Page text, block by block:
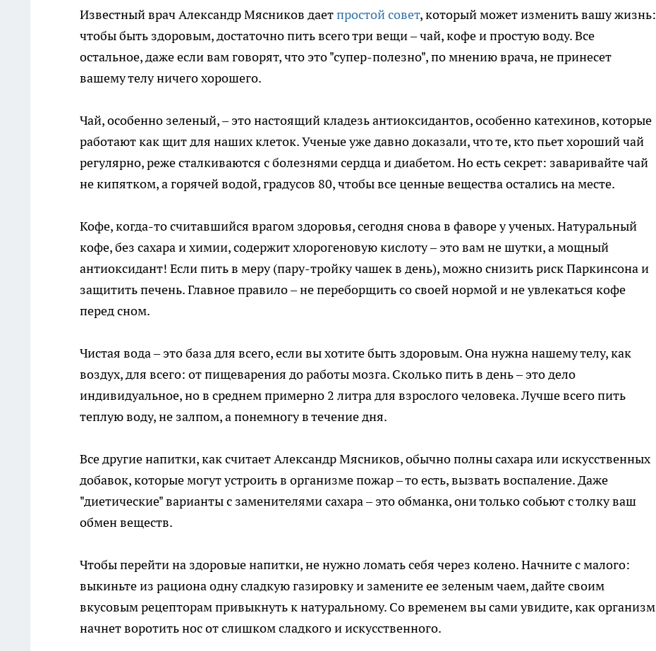
Известный врач Александр Мясников даетпростой совет, который может изменить вашу жизнь:
чтобы быть здоровым, достаточно пить всего три вещи – чай, кофе и простую воду. Все
остальное, даже если вам говорят, что это "супер-полезно", по мнению врача, не принесет
вашему телу ничего хорошего.
Чай, особенно зеленый, – это настоящий кладезь антиоксидантов, особенно катехинов, которые
работают как щит для наших клеток. Ученые уже давно доказали, что те, кто пьет хороший чай
регулярно, реже сталкиваются с болезнями сердца и диабетом. Но есть секрет: заваривайте чай
не кипятком, а горячей водой, градусов 80, чтобы все ценные вещества остались на месте.
Кофе, когда-то считавшийся врагом здоровья, сегодня снова в фаворе у ученых. Натуральный
кофе, без сахара и химии, содержит хлорогеновую кислоту – это вам не шутки, а мощный
антиоксидант! Если пить в меру (пару-тройку чашек в день), можно снизить риск Паркинсона и
защитить печень. Главное правило – не переборщить со своей нормой и не увлекаться кофе
перед сном.
Чистая вода – это база для всего, если вы хотите быть здоровым. Она нужна нашему телу, как
воздух, для всего: от пищеварения до работы мозга. Сколько пить в день – это дело
индивидуальное, но в среднем примерно 2 литра для взрослого человека. Лучше всего пить
теплую воду, не залпом, а понемногу в течение дня.
Все другие напитки, как считает Александр Мясников, обычно полны сахара или искусственных
добавок, которые могут устроить в организме пожар – то есть, вызвать воспаление. Даже
"диетические" варианты с заменителями сахара – это обманка, они только собьют с толку ваш
обмен веществ.
Чтобы перейти на здоровые напитки, не нужно ломать себя через колено. Начните с малого:
выкиньте из рациона одну сладкую газировку и замените ее зеленым чаем, дайте своим
вкусовым рецепторам привыкнуть к натуральному. Со временем вы сами увидите, как организм
начнет воротить нос от слишком сладкого и искусственного.